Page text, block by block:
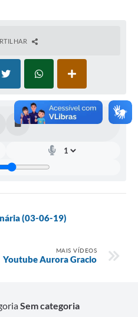
(03-06-19)
MAIS VÍDEOS
Youtube Aurora Gracio
Sem categoria